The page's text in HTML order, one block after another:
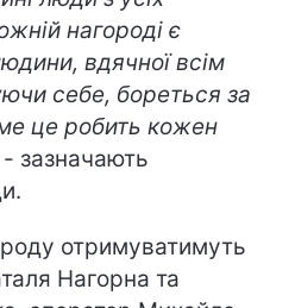
нагороді є
вдячної всім
себе, бореться за
це робить кожен
- зазначають
отримуватимуть
Нагорна та